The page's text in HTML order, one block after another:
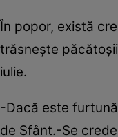
În popor, există
trăsneşte
iulie.
-Dacă este
de Sfânt.-Se